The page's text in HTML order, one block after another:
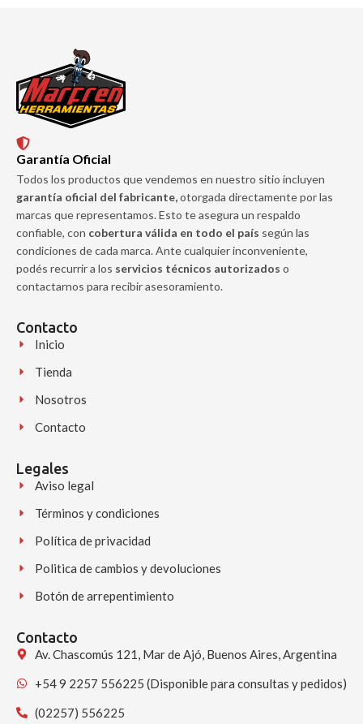
Garantía Oficial
Todos los productos que vendemos en nuestro sitio incluyen
garantía oficial del fabricante,otorgada directamente por las
marcas que representamos. Esto te asegura un respaldo
confiable, con cobertura válida en todo el país según las
condiciones de cada marca. Ante cualquier inconveniente,
podés recurrir a los servicios técnicos autorizados o
contactarnos para recibir asesoramiento.
Contacto
Inicio
Tienda
Nosotros
Contacto
Legales
Aviso legal
Términos y condiciones
Política de privacidad
Politica de cambios y devoluciones
Botón de arrepentimiento
Contacto
Av. Chascomús 121, Mar de Ajó, Buenos Aires, Argentina
+54 9 2257 556225 (Disponible para consultas y pedidos)
(02257) 556225